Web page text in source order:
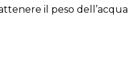
il peso del
l’acqua